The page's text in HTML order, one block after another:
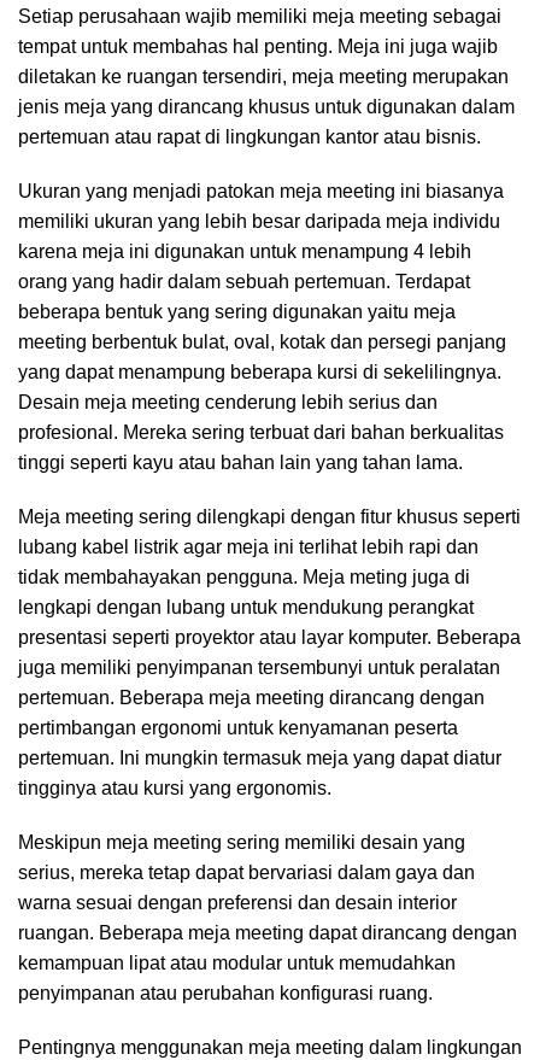
Setiap perusahaan wajib memiliki meja meeting sebagai
tempat untuk membahas hal penting. Meja ini juga wajib
diletakan ke ruangan tersendiri, meja meeting merupakan
jenis meja yang dirancang khusus untuk digunakan dalam
pertemuan atau rapat di lingkungan kantor atau bisnis.
Ukuran yang menjadi patokan meja meeting ini biasanya
memiliki ukuran yang lebih besar daripada meja individu
karena meja ini digunakan untuk menampung 4 lebih
orang yang hadir dalam sebuah pertemuan. Terdapat
beberapa bentuk yang sering digunakan yaitu meja
meeting berbentuk bulat, oval, kotak dan persegi panjang
yang dapat menampung beberapa kursi di sekelilingnya.
Desain meja meeting cenderung lebih serius dan
profesional. Mereka sering terbuat dari bahan berkualitas
tinggi seperti kayu atau bahan lain yang tahan lama.
Meja meeting sering dilengkapi dengan fitur khusus seperti
lubang kabel listrik agar meja ini terlihat lebih rapi dan
tidak membahayakan pengguna. Meja meting juga di
lengkapi dengan lubang untuk mendukung perangkat
presentasi seperti proyektor atau layar komputer. Beberapa
juga memiliki penyimpanan tersembunyi untuk peralatan
pertemuan. Beberapa meja meeting dirancang dengan
pertimbangan ergonomi untuk kenyamanan peserta
pertemuan. Ini mungkin termasuk meja yang dapat diatur
tingginya atau kursi yang ergonomis.
Meskipun meja meeting sering memiliki desain yang
serius, mereka tetap dapat bervariasi dalam gaya dan
warna sesuai dengan preferensi dan desain interior
ruangan. Beberapa meja meeting dapat dirancang dengan
kemampuan lipat atau modular untuk memudahkan
penyimpanan atau perubahan konfigurasi ruang.
Pentingnya menggunakan meja meeting dalam lingkungan